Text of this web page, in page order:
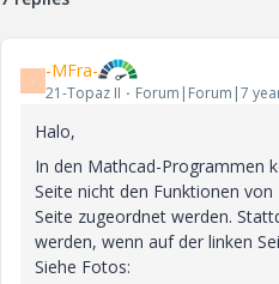
- -MFra-
21-Topaz II Forum|Forum|7
Halo,
In den Mathcad-Programmen
Seite nicht den Funktionen
Seite zugeordnet werden.
werden, wenn auf der linken
Siehe Fotos: